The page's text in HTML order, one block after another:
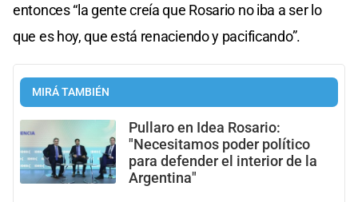
entonces “la gente creía que Rosario no iba a ser lo
que es hoy, que está renaciendo y pacificando”.
MIRÁ TAMBIÉN
Pullaro en Idea Rosario:
"Necesitamos poder político
para defender el interior de la
Argentina"